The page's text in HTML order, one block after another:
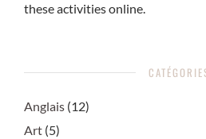
these activities online.
Anglais (12)
Art (5)